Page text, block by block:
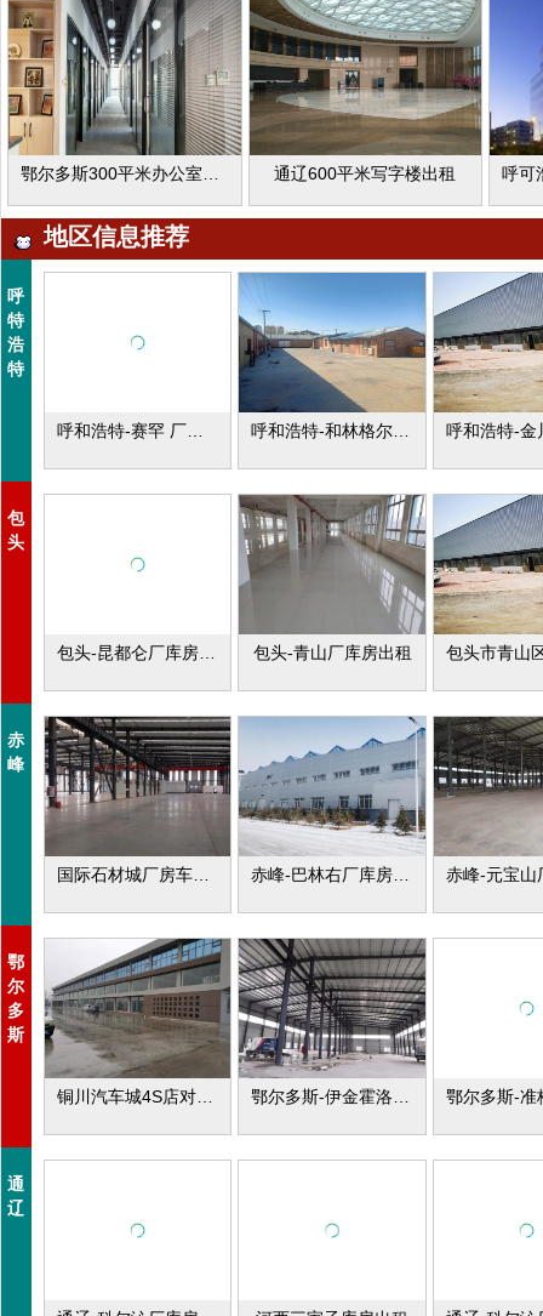
通辽600平米写字楼出租
地区信息推荐
呼
特
浩
特
包
头
包头-青山厂库房出租
赤
峰
鄂
尔
多
斯
通
辽